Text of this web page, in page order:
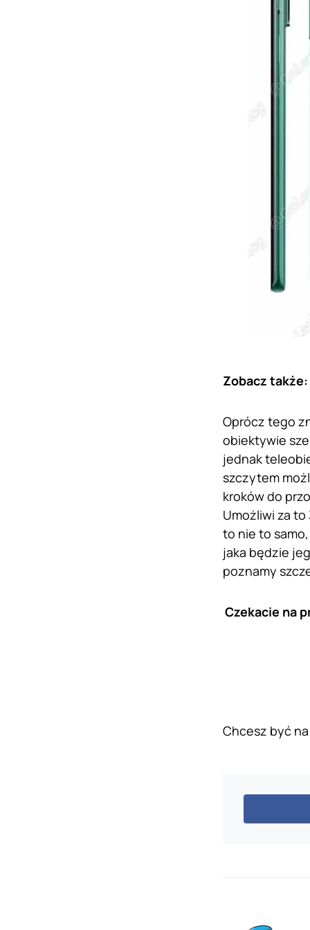
Zobacz także:
Oprócz tego
obiektywie
jednak
szczytem
kroków do
Umożliwi za
to nie to
jaka będzie
poznamy
Czekacie na
Chcesz być